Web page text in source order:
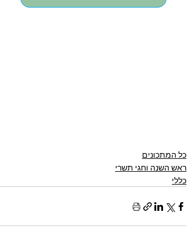
כל המתכונים
ראש השנה וחגי תשרי
כללי